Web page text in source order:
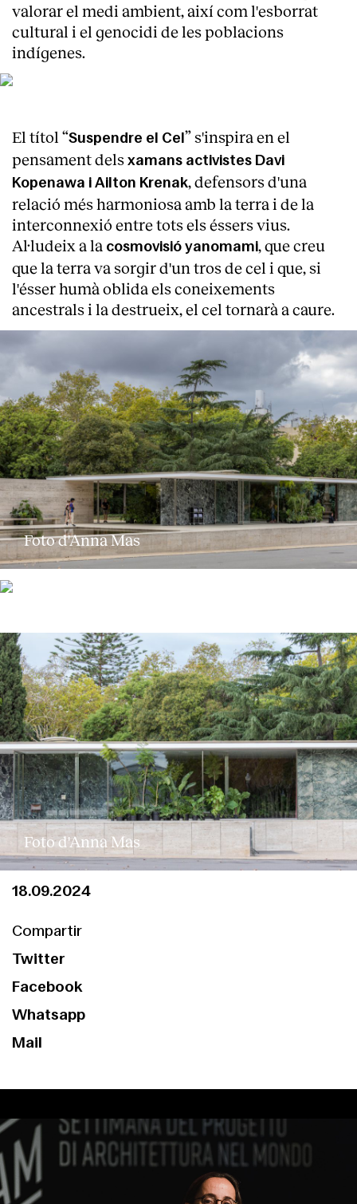
About
valorar el medi ambient, així com l'esborrat
cultural i el genocidi de les poblacions
indígenes.
El títol “Suspendre el Cel ” s'inspira en el
pensament dels xamans activistes Davi
Kopenawa i Ailton Krenak, defensors d'una
relació més harmoniosa amb la terra i de la
interconnexió entre tots els éssers vius.
Al·ludeix a la cosmovisió yanomami, que creu
que la terra va sorgir d'un tros de cel i que, si
l'ésser humà oblida els coneixements
ancestrals i la destrueix, el cel tornarà a caure.
Foto d'Anna Mas
Foto d'Anna Mas
18.09.2024
Compartir
Twitter
Facebook
Whatsapp
Mail